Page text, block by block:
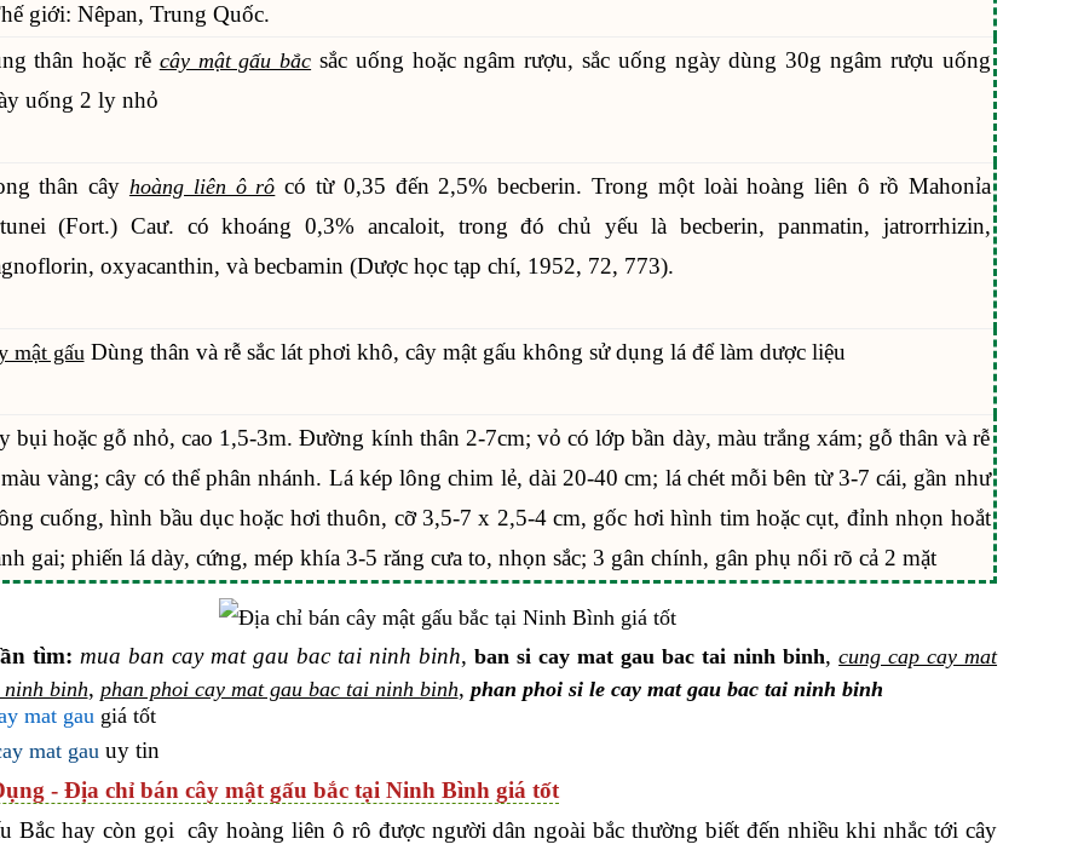
giới: Nêpan, Trung Quốc.
thân hoặc rễ cây mật gấu bắc sắc uống hoặc ngâm rượu, sắc uống ngày dùng 30g ngâm rượu uống
uống 2 ly nhỏ
thân cây hoàng liên ô rô có từ 0,35 đến 2,5% becberin. Trong một loài hoàng liên ô rồ Mahonỉa
(Fort.) Caư. có khoáng 0,3% ancaloit, trong đó chủ yếu là becberin, panmatin, jatrorrhizin,
oxyacanthin, và becbamin (Dược học tạp chí, 1952, 72, 773).
mật gấu Dùng thân và rễ sắc lát phơi khô, cây mật gấu không sử dụng lá để làm dược liệu
bụi hoặc gỗ nhỏ, cao 1,5-3m. Đường kính thân 2-7cm; vỏ có lớp bần dày, màu trắng xám; gỗ thân và rễ
vàng; cây có thể phân nhánh. Lá kép lông chim lẻ, dài 20-40 cm; lá chét mỗi bên từ 3-7 cái, gần như
cuống, hình bầu dục hoặc hơi thuôn, cỡ 3,5-7 x 2,5-4 cm, gốc hơi hình tim hoặc cụt, đỉnh nhọn hoắt
gai; phiến lá dày, cứng, mép khía 3-5 răng cưa to, nhọn sắc; 3 gân chính, gân phụ nổi rõ cả 2 mặt
tìm: mua ban cay mat gau bac tai ninh binh,ban si cay mat gau bac tai ninh binh,cung cap cay mat
binh, phan phoi cay mat gau bac tai ninh binh, phan phoi si le cay mat gau bac tai ninh binh
mat gaugiá tốt
mat gau uy tin
- Địa chỉ bán cây mật gấu bắc tại Ninh Bình giá tốt
Bắc hay còn gọi cây hoàng liên ô rô được người dân ngoài bắc thường biết đến nhiều khi nhắc tới cây